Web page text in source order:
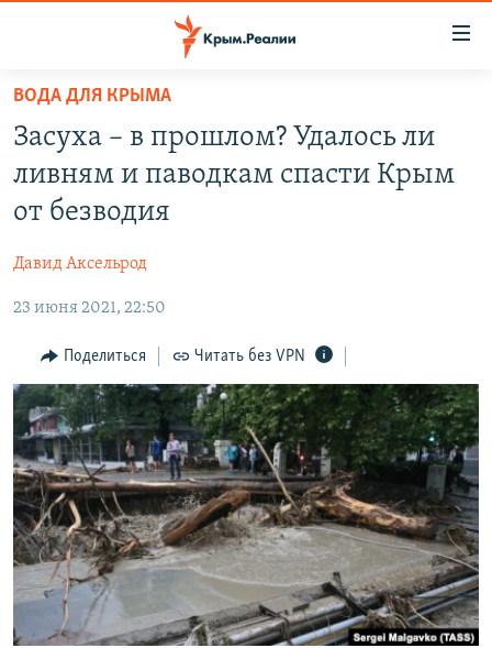
Вернуться
основному
содержанию
Вернутся
главной
Вернутся
поиску
СПЕЦПРОЕКТЫ
ГРУЗ 200
11 ЛЕТ ОККУПАЦИИ КРЫМА. 11 ИСТОРИЙ СОПРОТИВЛЕНИЯ
ВОДА
ЕЩЕ
ИНТЕРАКТИВ
ИНФОГРАФИКА
ТЕЛЕПРОЕКТ КРЫМ.РЕАЛИИ
СОВЕТЫ ПРАВОЗАЩИТНИКОВ
ПРОПАВШИЕ БЕЗ ВЕСТИ
ПОБЕДИТЕЛЕЙ НЕ СУДЯТ?
КРЫМ.НЕПОКОРЕННЫЙ
ELIFBE
УКРАИНСКАЯ ПРОБЛЕМА КРЫМА
РАДІО СВОБОДА
КАК ОБОЙТИ БЛОКИРОВКУ
Українською
Qırımtatar
ПРИСОЕДИНЯЙТЕСЬ!
ВОДА ДЛЯ КРЫМА
Засуха – в прошлом? Удалось ли
ливням и паводкам спасти Крым
от безводия
Давид Аксельрод
23 июня 2021, 22:50
Поделиться Читать без VPN